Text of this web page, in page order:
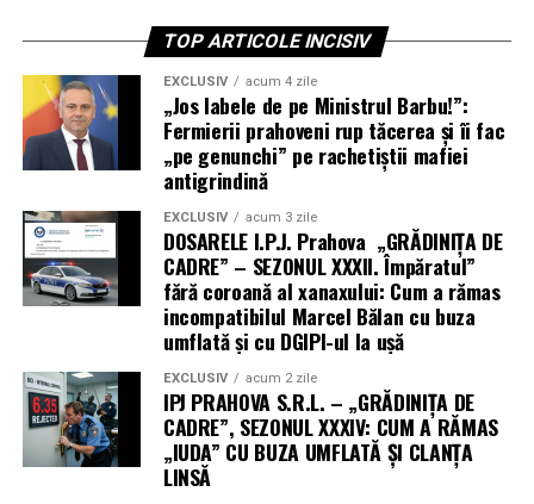
TOP ARTICOLE INCISIV
EXCLUSIV acum 4 zile
„Jos labele de pe Ministrul Barbu!”:
Fermierii prahoveni rup tăcerea și îi fac
„pe genunchi” pe rachetiștii mafiei
antigrindină
EXCLUSIV acum 3 zile
DOSARELE I.P.J. Prahova „GRĂDINIȚA DE
CADRE” – SEZONUL XXXII. Împăratul”
fără coroană al xanaxului: Cum a rămas
incompatibilul Marcel Bălan cu buza
umflată și cu DGIPI-ul la ușă
EXCLUSIV acum 2 zile
IPJ PRAHOVA S.R.L. – „GRĂDINIȚA DE
CADRE”, SEZONUL XXXIV: CUM A RĂMAS
„IUDA” CU BUZA UMFLATĂ ȘI CLANȚA
LINSĂ